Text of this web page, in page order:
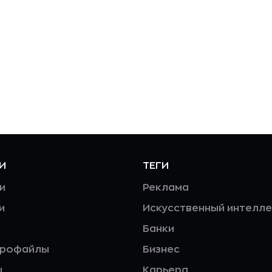
ТЕГИ
Реклама
Искусственный
Банки
Бизнес